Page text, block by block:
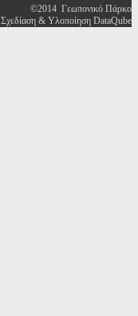
©2014 Γεωπονικό Πάρκο
Σχεδίαση & Υλοποίηση DataQube